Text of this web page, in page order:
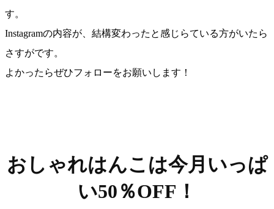
す。
Instagramの内容が、結構変わったと感じらている方がいたら
さすがです。
よかったらぜひフォローをお願いします！
おしゃれはんこは今月いっぱ
い50％OFF！